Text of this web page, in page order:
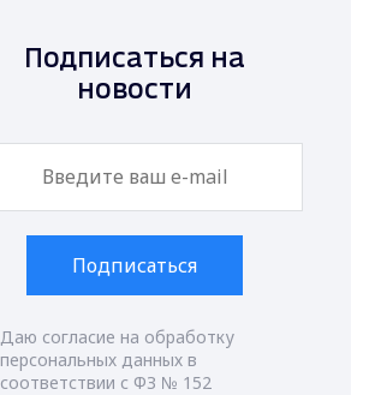
Подписаться на
новости
Подписаться
Даю согласие на обработку
персональных данных в
соответствии с ФЗ № 152